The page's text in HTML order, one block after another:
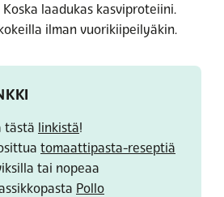
laadukas kasviproteiini.
ilman vuorikiipeilyäkin.
tästä linkistä!
tomaattipasta-reseptiä
tai nopeaa
Pollo